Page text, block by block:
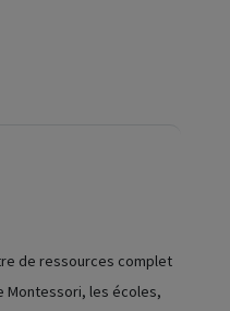
de ressources complet
Montessori, les écoles,